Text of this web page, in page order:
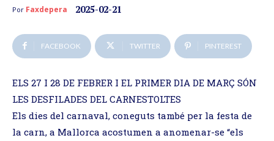
Por Faxdepera 2025-02-21
FACEBOOK TWITTER PINTEREST
ELS 27 I 28 DE FEBRER I EL PRIMER DIA DE MARÇ SÓN
LES DESFILADES DEL CARNESTOLTES
Els dies del carnaval, coneguts també per la festa de
la carn, a Mallorca acostumen a anomenar-se “els